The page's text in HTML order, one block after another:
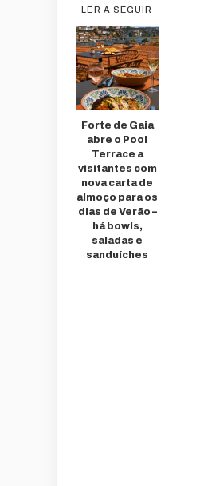
LER A SEGUIR
Forte de Gaia
abre o Pool
Terrace a
visitantes com
nova carta de
almoço para os
dias de Verão –
há bowls,
saladas e
sanduíches